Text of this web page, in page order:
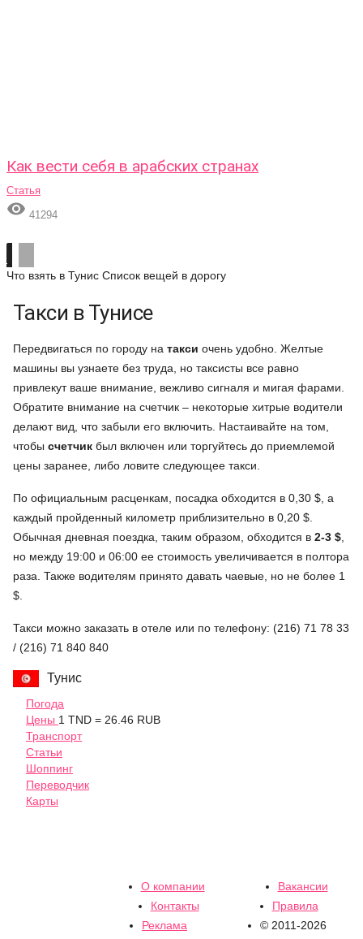
Как вести себя в арабских странах
Статья
 41294
Что взять в Тунис Список вещей в дорогу
Такси в Тунисе
Передвигаться по городу на такси очень удобно. Желтые
машины вы узнаете без труда, но таксисты все равно
привлекут ваше внимание, вежливо сигналя и мигая фарами.
Обратите внимание на счетчик – некоторые хитрые водители
делают вид, что забыли его включить. Настаивайте на том,
чтобы счетчик был включен или торгуйтесь до приемлемой
цены заранее, либо ловите следующее такси.
По официальным расценкам, посадка обходится в 0,30 $, а
каждый пройденный километр приблизительно в 0,20 $.
Обычная дневная поездка, таким образом, обходится в 2-3 $
но между 19:00 и 06:00 ее стоимость увеличивается в полтора
раза. Также водителям принято давать чаевые, но не более 1
$.
Такси можно заказать в отеле или по телефону: (216) 71 78 33
/ (216) 71 840 840
Тунис
Погода
Цены 1 TND = 26.46 RUB
Транспорт
Статьи
Шоппинг
Переводчик
Карты
О компании
Вакансии
Контакты
Правила
Реклама
© 2011-2026